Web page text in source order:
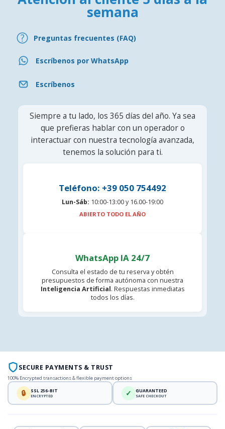
semana
Preguntas frecuentes (FAQ)
Escríbenos por WhatsApp
Escríbenos
Siempre a tu lado, los 365 días del año. Ya sea
que prefieras hablar con un operador o
interactuar con nuestra tecnología avanzada,
tenemos la solución para ti.
Teléfono: +39 050 754492
Lun-Sáb: 10:00-13:00 y 16.00-19:00
ABIERTO TODO EL AÑO
WhatsApp IA 24/7
Consulta el estado de tu reserva y obtén
presupuestos de forma autónoma con nuestra
Inteligencia Artificial. Respuestas inmediatas
todos los días.
SECURE PAYMENTS & TRUST
100% Encrypted transactions & flexible payment options
🔒 SSL 256-BIT
ENCRYPTED ✓ GUARANTEED
SAFE CHECKOUT